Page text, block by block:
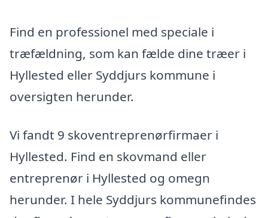
Find en professionel med speciale i
træfældning, som kan fælde dine træer i
Hyllested eller Syddjurs kommune i
oversigten herunder.
Vi fandt 9 skoventreprenørfirmaer i
Hyllested. Find en skovmand eller
entreprenør i Hyllested og omegn
herunder. I hele Syddjurs kommunefindes